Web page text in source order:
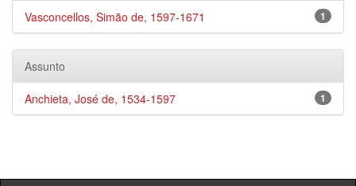
1
Vasconcellos, Simão de, 1597-1671
Assunto
1
Anchieta, José de, 1534-1597